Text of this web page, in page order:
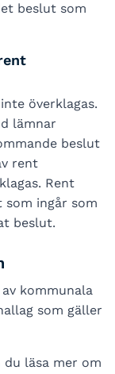
beslut som
överklagas.
lämnar
beslut
rent
Rent
som ingår som
beslut.
kommunala
som gäller
läsa mer om